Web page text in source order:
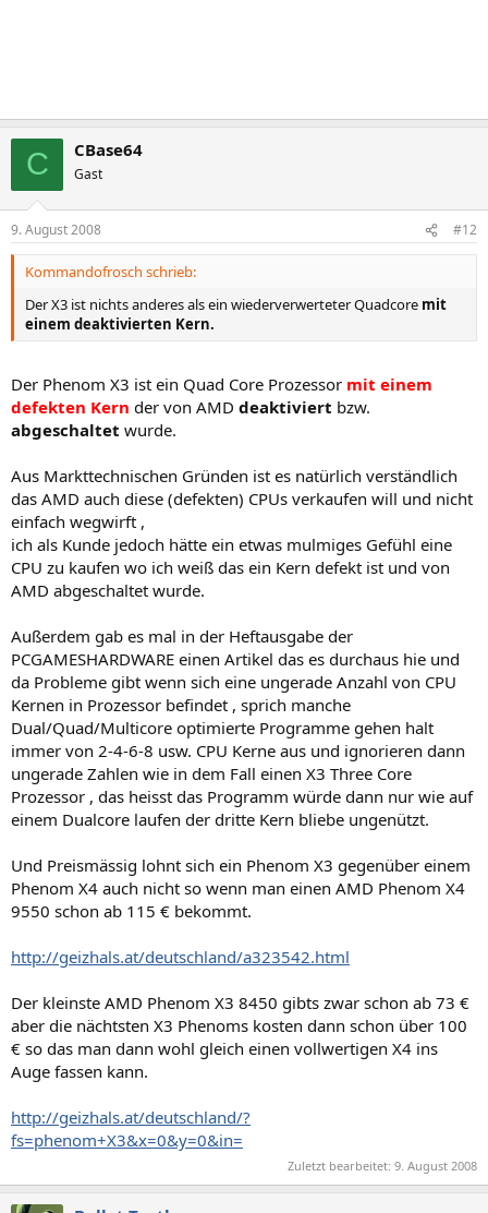
C CBase64
Gast
9. August 2008 #12
Kommandofrosch schrieb:
Der X3 ist nichts anderes als ein wiederverwerteter Quadcore mit
einem deaktivierten Kern.
Der Phenom X3 ist ein Quad Core Prozessor mit einem
defekten Kern der von AMD deaktiviert bzw.
abgeschaltet wurde.
Aus Markttechnischen Gründen ist es natürlich verständlich
das AMD auch diese (defekten) CPUs verkaufen will und nicht
einfach wegwirft ,
ich als Kunde jedoch hätte ein etwas mulmiges Gefühl eine
CPU zu kaufen wo ich weiß das ein Kern defekt ist und von
AMD abgeschaltet wurde.
Außerdem gab es mal in der Heftausgabe der
PCGAMESHARDWARE einen Artikel das es durchaus hie und
da Probleme gibt wenn sich eine ungerade Anzahl von CPU
Kernen in Prozessor befindet , sprich manche
Dual/Quad/Multicore optimierte Programme gehen halt
immer von 2-4-6-8 usw. CPU Kerne aus und ignorieren dann
ungerade Zahlen wie in dem Fall einen X3 Three Core
Prozessor , das heisst das Programm würde dann nur wie auf
einem Dualcore laufen der dritte Kern bliebe ungenützt.
Und Preismässig lohnt sich ein Phenom X3 gegenüber einem
Phenom X4 auch nicht so wenn man einen AMD Phenom X4
9550 schon ab 115 € bekommt.
http://geizhals.at/deutschland/a323542.html
Der kleinste AMD Phenom X3 8450 gibts zwar schon ab 73 €
aber die nächtsten X3 Phenoms kosten dann schon über 100
€ so das man dann wohl gleich einen vollwertigen X4 ins
Auge fassen kann.
http://geizhals.at/deutschland/?
fs=phenom+X3&x=0&y=0&in=
Zuletzt bearbeitet: 9. August 2008